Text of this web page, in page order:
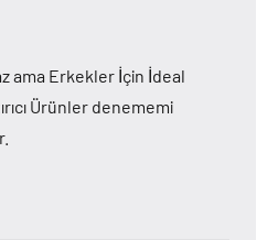
ama Erkekler İçin İdeal
Ürünler denememi